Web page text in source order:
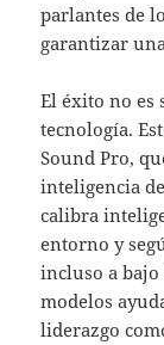
parlantes de
garantizar
El éxito no es
tecnología.
Sound Pro,
inteligencia
calibra
entorno y
incluso a bajo
modelos
liderazgo